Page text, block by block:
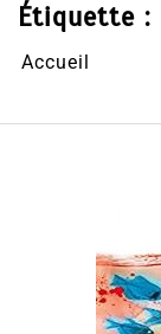
Étiquette :
Accueil